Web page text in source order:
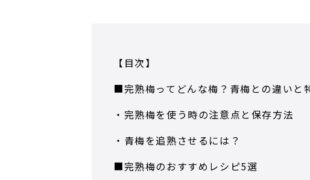
【目次】
■完熟梅ってどんな梅？青梅との違いと
・完熟梅を使う時の注意点と保存方法
・青梅を追熟させるには？
■完熟梅のおすすめレシピ5選